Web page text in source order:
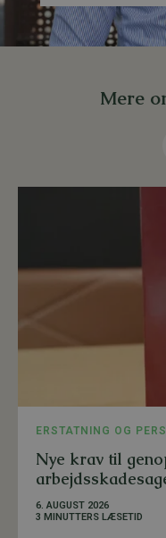
Mere
ERSTATNING OG
Nye krav til
6. AUGUST 2026
3 MINUTTERS LÆSETID